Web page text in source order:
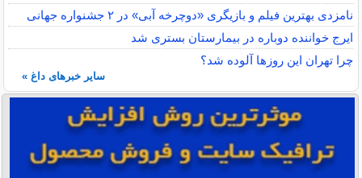
نامزدی بهترین فیلم و بازیگری «دوچرخه آبی» در ۲ جشنواره جهانی
ایرج خواننده دوباره در بیمارستان بستری شد
چرا تهران این روزها آلوده شد؟
سایر خبرهای داغ »